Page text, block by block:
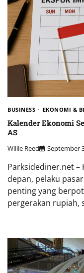
BUSINESS EKONOMI &
Kalender Ekonomi
AS
Willie Reed September
Parksidediner.net –
depan, pelaku
penting yang
pergerakan rupiah,